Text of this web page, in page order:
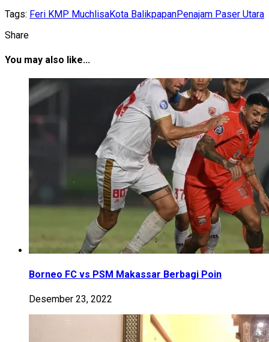
Tags: Feri KMP MuchlisaKota BalikpapanPenajam Paser Utara
Share
You may also like...
Borneo FC vs PSM Makassar Berbagi Poin
Desember 23, 2022